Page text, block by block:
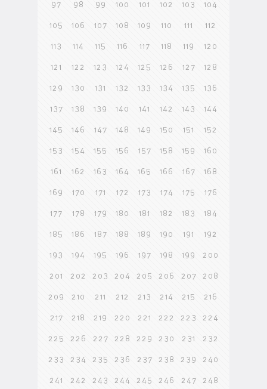
97 98 99 100 101 102 103 104
105 106 107 108 109 110 111 112
113 114 115 116 117 118 119 120
121 122 123 124 125 126 127 128
129 130 131 132 133 134 135 136
137 138 139 140 141 142 143 144
145 146 147 148 149 150 151 152
153 154 155 156 157 158 159 160
161 162 163 164 165 166 167 168
169 170 171 172 173 174 175 176
177 178 179 180 181 182 183 184
185 186 187 188 189 190 191 192
193 194 195 196 197 198 199 200
201 202 203 204 205 206 207 208
209 210 211 212 213 214 215 216
217 218 219 220 221 222 223 224
225 226 227 228 229 230 231 232
233 234 235 236 237 238 239 240
241 242 243 244 245 246 247 248